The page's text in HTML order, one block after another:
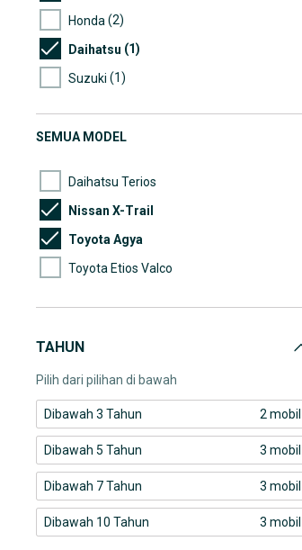
Honda (2)
Daihatsu (1)
Suzuki (1)
SEMUA MODEL
Daihatsu Terios
Nissan X-Trail
Toyota Agya
Toyota Etios Valco
TAHUN
Pilih dari pilihan di bawah
Dibawah 3 Tahun 2 mobil
Dibawah 5 Tahun 3 mobil
Dibawah 7 Tahun 3 mobil
Dibawah 10 Tahun 3 mobil